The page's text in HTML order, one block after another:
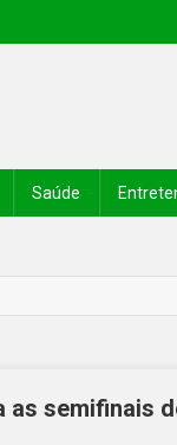
Saúde
semifinais